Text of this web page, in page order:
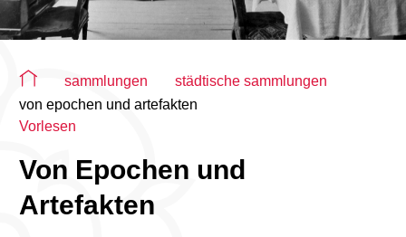
Sie befinden sich auf der Seite "von epochen und
sammlungen
städtische sammlungen
von epochen und artefakten
Vorlesen
Von Epochen und
Artefakten